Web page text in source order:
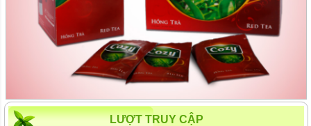
LƯỢT TRUY CẬP